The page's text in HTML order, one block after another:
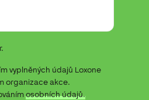
vyplněných údajů Loxone
organizace akce.
osobních údajů.